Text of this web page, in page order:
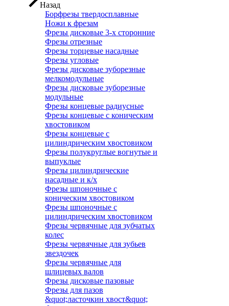
Назад
Борфрезы твердосплавные
Ножи к фрезам
Фрезы дисковые 3-х сторонние
Фрезы отрезные
Фрезы торцевые насадные
Фрезы угловые
Фрезы дисковые зуборезные
мелкомодульные
Фрезы дисковые зуборезные
модульные
Фрезы концевые радиусные
Фрезы концевые с коническим
хвостовиком
Фрезы концевые с
цилиндрическим хвостовиком
Фрезы полукруглые вогнутые и
выпуклые
Фрезы цилиндрические
насадные и к/х
Фрезы шпоночные с
коническим хвостовиком
Фрезы шпоночные с
цилиндрическим хвостовиком
Фрезы червячные для зубчатых
колес
Фрезы червячные для зубьев
звездочек
Фрезы червячные для
шлицевых валов
Фрезы дисковые пазовые
Фрезы для пазов
&quot;ласточкин хвост&quot;